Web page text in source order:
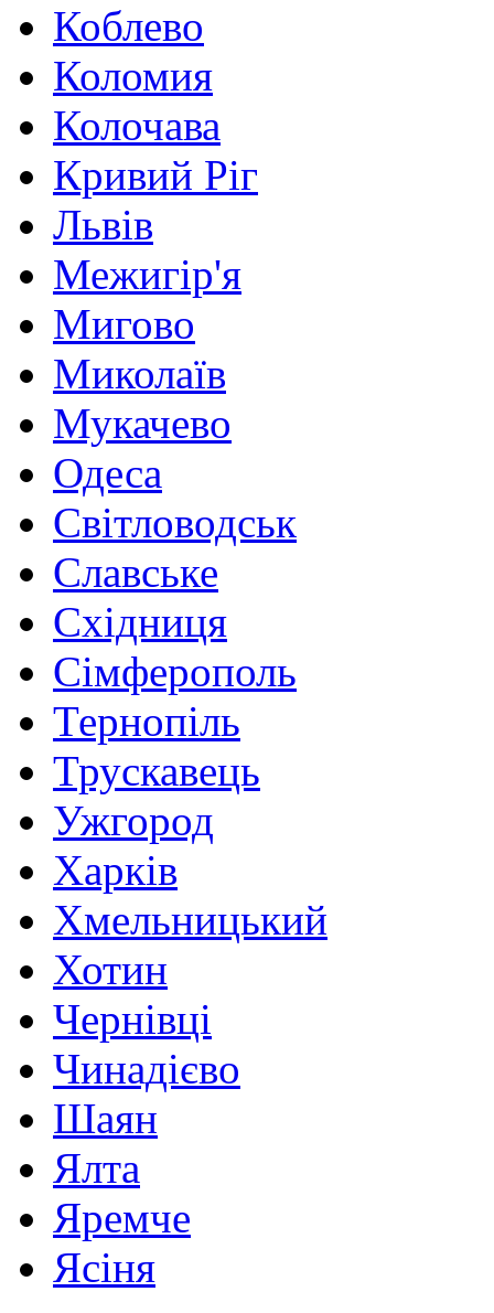
Коблево
Коломия
Колочава
Кривий Ріг
Львів
Межигір'я
Мигово
Миколаїв
Мукачево
Одеса
Світловодськ
Славське
Східниця
Сімферополь
Тернопіль
Трускавець
Ужгород
Харків
Хмельницький
Хотин
Чернівці
Чинадієво
Шаян
Ялта
Яремче
Ясіня